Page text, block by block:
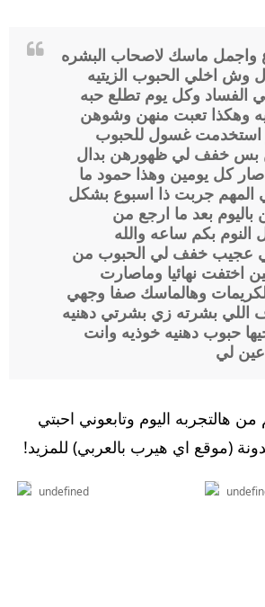
واجمل ماسك لاصحاب البشره
وش اخلي الحبوب الزيتيه
الفساد وكل يوم تطلع حبه
وهكذا تعبت منهن وشوهن
استخدمت غسول للحبوب
بس خفف لي ظهورهن بدال
كل يومين وهذا حمود ما
جربت ذا اسبوع بشكل
باليوم بعد ما ارجع من
النوم بكم ساعه والله
عجيب خفف لي الحبوب من
اختفت نهائيا وماصارت
وهالماسك صفا وجهي
اللي بشرته زي بشرتي دهنيه
حبوب دهنيه خوذيه وانت
لي
هالتجربه اليوم وتابعوني احبتي
undefined